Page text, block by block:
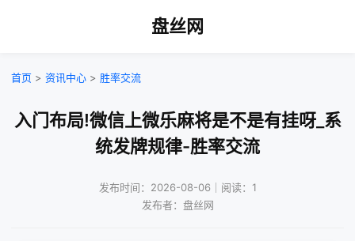
盘丝网
首页 > 资讯中心 > 胜率交流
入门布局!微信上微乐麻将是不是有挂呀_系
统发牌规律-胜率交流
发布时间：2026-08-06｜阅读：1
发布者：盘丝网